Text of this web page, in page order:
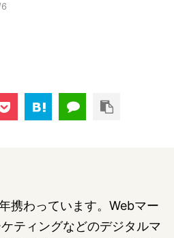
携わっています。Webマー
ティングなどのデジタルマ